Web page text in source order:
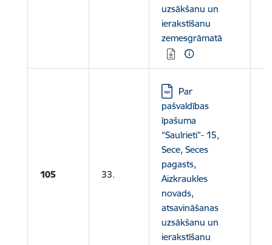
uzsākšanu un
ierakstīšanu
zemesgrāmatā
105 33.
Lejupielādēt:
Par
pašvaldības
īpašuma
“Saulrieti”- 15,
Sece, Seces
pagasts,
Aizkraukles
novads,
atsavināšanas
uzsākšanu un
ierakstīšanu